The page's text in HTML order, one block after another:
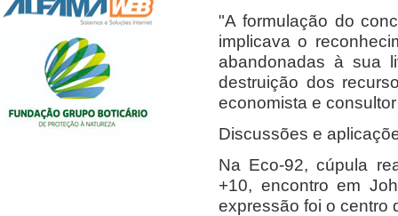
"A formulação do
implicava o
abandonadas à sua
destruição dos
economista e
Discussões e
Na Eco-92, cúpula
+10, encontro em
expressão foi o centro